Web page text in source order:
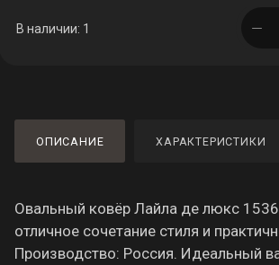
В наличии: 1
ОПИСАНИЕ ХАРАКТЕРИСТИКИ
Овальный ковёр Лайла де люкс
отличное сочетание стиля и
Производство: Россия. Идеальный